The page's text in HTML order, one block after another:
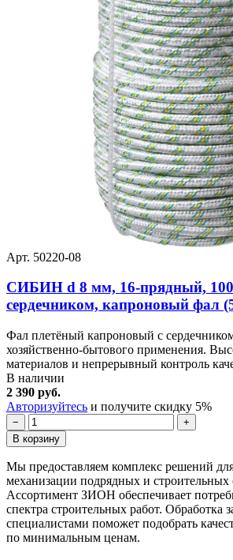
Арт. 50220-08
СИБИН d 8 мм, 16-прядный, 100
сердечником, капроновый фал
Фал плетёный капроновый с
хозяйственно-бытового применения.
материалов и непрерывный контроль
В наличии
2 390 руб.
Авторизуйтесь и получите скидку 5%
−
+
В корзину
Мы предоставляем комплекс решений
механизации подрядных и строительных
Ассортимент ЗИОН обеспечивает
спектра строительных работ. Обработка
специалистами поможет подобрать
по минимальным ценам.